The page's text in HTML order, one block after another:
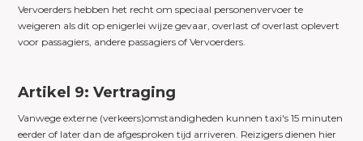
Vervoerders hebben het recht om speciaal personenvervoer te
weigeren als dit op enigerlei wijze gevaar, overlast of overlast oplevert
voor passagiers, andere passagiers of Vervoerders.
Artikel 9: Vertraging
Vanwege externe (verkeers)omstandigheden kunnen taxi's 15 minuten
eerder of later dan de afgesproken tijd arriveren. Reizigers dienen hier